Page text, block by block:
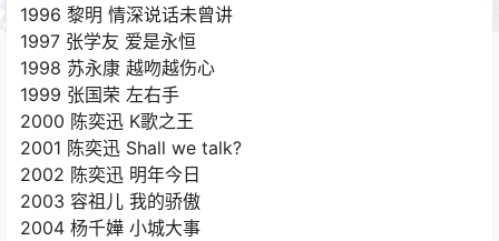
1996 黎明 情深说话未曾讲
1997 张学友 爱是永恒
1998 苏永康 越吻越伤心
1999 张国荣 左右手
2000 陈奕迅 K歌之王
2001 陈奕迅 Shall we talk?
2002 陈奕迅 明年今日
2003 容祖儿 我的骄傲
2004 杨千嬅 小城大事